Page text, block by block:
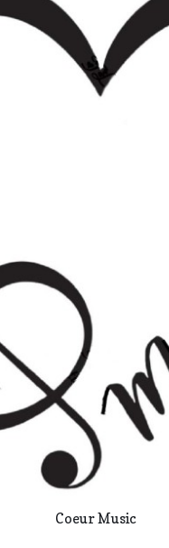
Coeur Music